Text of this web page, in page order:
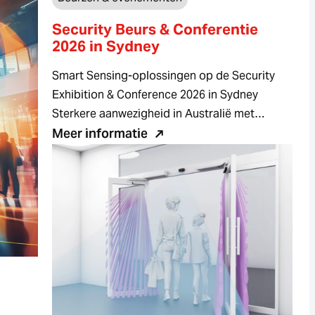
Security Beurs & Conferentie
2026 in Sydney
Smart Sensing-oplossingen op de Security
Exhibition & Conference 2026 in Sydney
Sterkere aanwezigheid in Australië met…
Meer informatie